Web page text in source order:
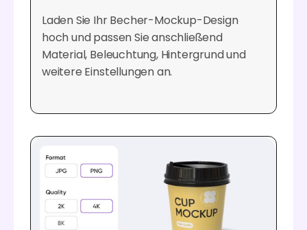
Laden Sie Ihr Becher-Mockup-Design
hoch und passen Sie anschließend
Material, Beleuchtung, Hintergrund und
weitere Einstellungen an.